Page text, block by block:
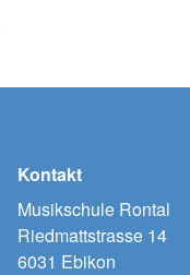
Kontakt
Musikschule Rontal
Riedmattstrasse 14
6031 Ebikon